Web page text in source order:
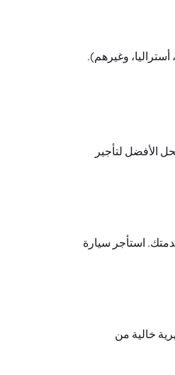
أستراليا، وغيرهم).
الأفضل لتأجير
استأجر سيارة
خالية من